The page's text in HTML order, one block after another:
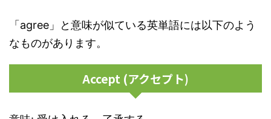
「agree」と意味が似ている英単語には以下のよう
なものがあります。
Accept (アクセプト)